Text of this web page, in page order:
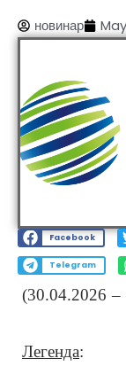
новинар
Facebook
Telegram
(30.04.2026 –
Легенда: